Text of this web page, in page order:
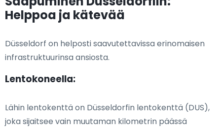
Helppoa ja kätevää
Düsseldorf on helposti saavutettavissa erinomaisen
infrastruktuurinsa ansiosta.
Lentokoneella:
Lähin lentokenttä on Düsseldorfin lentokenttä (DUS),
joka sijaitsee vain muutaman kilometrin päässä